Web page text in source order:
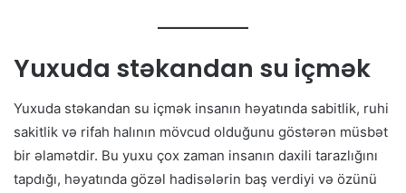
Yuxuda stəkandan su içmək
Yuxuda stəkandan su içmək insanın həyatında sabitlik, ruhi
sakitlik və rifah halının mövcud olduğunu göstərən müsbət
bir əlamətdir. Bu yuxu çox zaman insanın daxili tarazlığını
tapdığı, həyatında gözəl hadisələrin baş verdiyi və özünü